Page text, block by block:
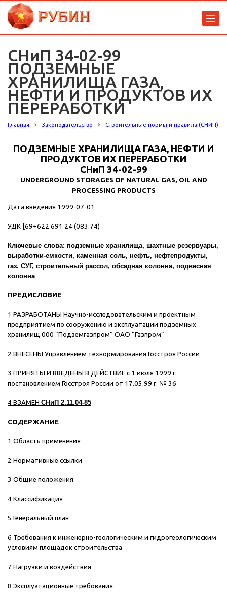
СНиП 34-02-99
ПОДЗЕМНЫЕ
ХРАНИЛИЩА ГАЗА,
НЕФТИ И ПРОДУКТОВ ИХ
ПЕРЕРАБОТКИ
Главная Законодательство Строительные нормы и правила (СНИП)
ПОДЗЕМНЫЕ ХРАНИЛИЩА ГАЗА, НЕФТИ И
ПРОДУКТОВ ИХ ПЕРЕРАБОТКИ
СНиП 34-02-99
UNDERGROUND STORAGES OF NATURAL GAS, OIL AND
PROCESSING PRODUCTS
Дата введения 1999-07-01
УДК [69+622 691 24 (083.74)
Ключевые слова: подземные хранилища, шахтные резервуары,
выработки-емкости, каменная соль, нефть, нефтепродукты,
газ. СУГ, строительный рассол, обсадная колонна, подвесная
колонна
ПРЕДИСЛОВИЕ
1 РАЗРАБОТАНЫ Научно-исследовательским и проектным
предприятием по сооружению и эксплуатации подземных
хранилищ 000 “Подземгазпром” ОАО “Газпром”
2 ВНЕСЕНЫ Управлением технормирования Госстроя России
3 ПРИНЯТЫ И ВВЕДЕНЫ В ДЕЙСТВИЕ с 1 июля 1999 г.
постановлением Госстроя России от 17.05.99 г. № 36
4 ВЗАМЕН СНиП 2.11.04-85
СОДЕРЖАНИЕ
1 Область применения
2 Нормативные ссылки
3 Общие положения
4 Классификация
5 Генеральный план
6 Требования к инженерно-геологическим и гидрогеологическим
условиям площадок строительства
7 Нагрузки и воздействия
8 Эксплуатационные требования